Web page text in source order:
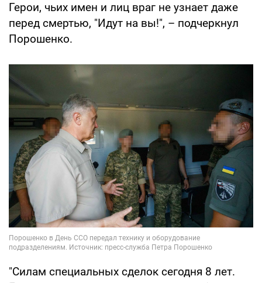
Герои, чьих имен и лиц враг не узнает даже
перед смертью, "Идут на вы!", – подчеркнул
Порошенко.
"Силам специальных сделок сегодня 8 лет.